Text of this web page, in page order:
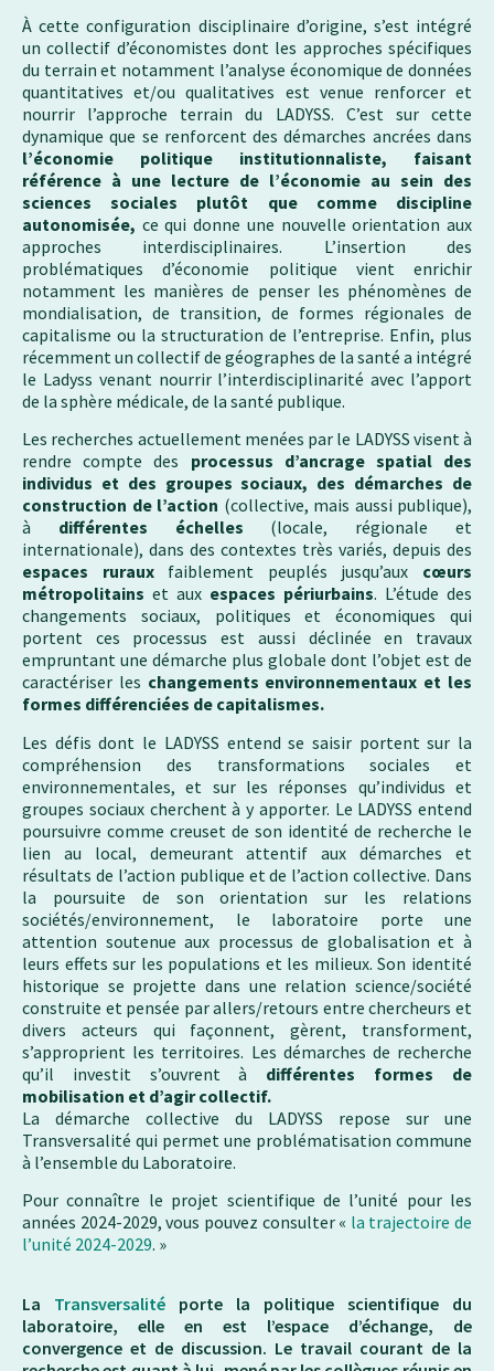
À cette configuration disciplinaire d’origine, s’est intégré
un collectif d’économistes dont les approches spécifiques
du terrain et notamment l’analyse économique de données
quantitatives et/ou qualitatives est venue renforcer et
nourrir l’approche terrain du LADYSS. C’est sur cette
dynamique que se renforcent des démarches ancrées dans
l’économie politique institutionnaliste, faisant
référence à une lecture de l’économie au sein des
sciences sociales plutôt que comme discipline
autonomisée, ce qui donne une nouvelle orientation aux
approches interdisciplinaires. L’insertion des
problématiques d’économie politique vient enrichir
notamment les manières de penser les phénomènes de
mondialisation, de transition, de formes régionales de
capitalisme ou la structuration de l’entreprise. Enfin, plus
récemment un collectif de géographes de la santé a intégré
le Ladyss venant nourrir l’interdisciplinarité avec l’apport
de la sphère médicale, de la santé publique.
Les recherches actuellement menées par le LADYSS visent à
rendre compte des processus d’ancrage spatial des
individus et des groupes sociaux, des démarches de
construction de l’action (collective, mais aussi publique),
à différentes échelles (locale, régionale et
internationale), dans des contextes très variés, depuis des
espaces rurauxfaiblement peuplés jusqu’aux cœurs
métropolitains et aux espaces périurbains. L’étude des
changements sociaux, politiques et économiques qui
portent ces processus est aussi déclinée en travaux
empruntant une démarche plus globale dont l’objet est de
caractériser les changements environnementaux et les
formes différenciées de capitalismes.
Les défis dont le LADYSS entend se saisir portent sur la
compréhension des transformations sociales et
environnementales, et sur les réponses qu’individus et
groupes sociaux cherchent à y apporter. Le LADYSS entend
poursuivre comme creuset de son identité de recherche le
lien au local, demeurant attentif aux démarches et
résultats de l’action publique et de l’action collective. Dans
la poursuite de son orientation sur les relations
sociétés/environnement, le laboratoire porte une
attention soutenue aux processus de globalisation et à
leurs effets sur les populations et les milieux. Son identité
historique se projette dans une relation science/société
construite et pensée par allers/retours entre chercheurs et
divers acteurs qui façonnent, gèrent, transforment,
s’approprient les territoires. Les démarches de recherche
qu’il investit s’ouvrent à différentes formes de
mobilisation et d’agir collectif.
La démarche collective du LADYSS repose sur une
Transversalité qui permet une problématisation commune
à l’ensemble du Laboratoire.
Pour connaître le projet scientifique de l’unité pour les
années 2024-2029, vous pouvez consulter « la trajectoire de
l’unité 2024-2029. »
La Transversalité porte la politique scientifique du
laboratoire, elle en est l’espace d’échange, de
convergence et de discussion. Le travail courant de la